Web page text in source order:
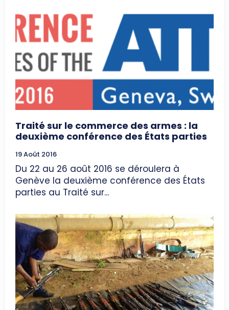
Traité sur le commerce des armes : la
deuxième conférence des États parties
19 Août 2016
Du 22 au 26 août 2016 se déroulera à
Genève la deuxième conférence des États
parties au Traité sur...